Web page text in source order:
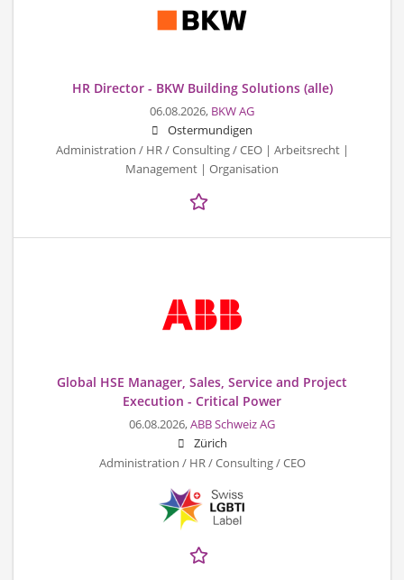
HR Director - BKW Building Solutions (alle)
06.08.2026, BKW AG
Ostermundigen
Administration / HR / Consulting / CEO | Arbeitsrecht |
Management | Organisation
Global HSE Manager, Sales, Service and Project
Execution - Critical Power
06.08.2026,ABB Schweiz AG
Zürich
Administration / HR / Consulting / CEO